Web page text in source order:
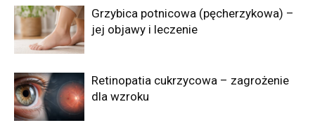
Grzybica potnicowa (pęcherzykowa) –
jej objawy i leczenie
Retinopatia cukrzycowa – zagrożenie
dla wzroku